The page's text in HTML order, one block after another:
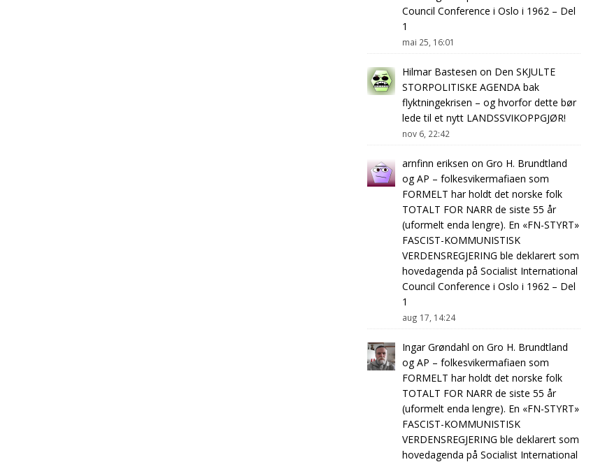
Council Conference i Oslo i 1962 – Del
1
mai 25, 16:01
Hilmar Bastesen on Den SKJULTE
STORPOLITISKE AGENDA bak
flyktningekrisen – og hvorfor dette bør
lede til et nytt LANDSSVIKOPPGJØR!
nov 6, 22:42
arnfinn eriksen on Gro H. Brundtland
og AP – folkesvikermafiaen som
FORMELT har holdt det norske folk
TOTALT FOR NARR de siste 55 år
(uformelt enda lengre). En «FN-STYRT»
FASCIST-KOMMUNISTISK
VERDENSREGJERING ble deklarert som
hovedagenda på Socialist International
Council Conference i Oslo i 1962 – Del
1
aug 17, 14:24
Ingar Grøndahl on Gro H. Brundtland
og AP – folkesvikermafiaen som
FORMELT har holdt det norske folk
TOTALT FOR NARR de siste 55 år
(uformelt enda lengre). En «FN-STYRT»
FASCIST-KOMMUNISTISK
VERDENSREGJERING ble deklarert som
hovedagenda på Socialist International